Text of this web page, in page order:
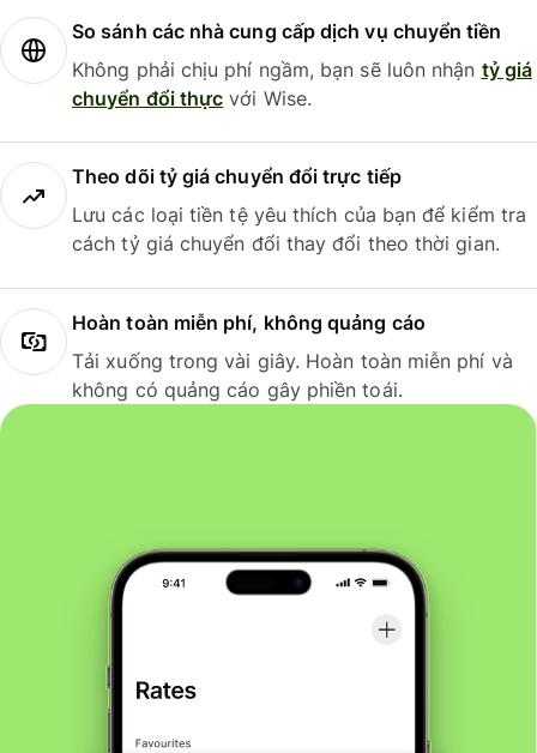
So sánh các nhà cung cấp dịch vụ chuyển tiền
Không phải chịu phí ngầm, bạn sẽ luôn nhận tỷ giá
chuyển đổi thực với Wise.
Theo dõi tỷ giá chuyển đổi trực tiếp
Lưu các loại tiền tệ yêu thích của bạn để kiểm tra
cách tỷ giá chuyển đổi thay đổi theo thời gian.
Hoàn toàn miễn phí, không quảng cáo
Tải xuống trong vài giây. Hoàn toàn miễn phí và
không có quảng cáo gây phiền toái.